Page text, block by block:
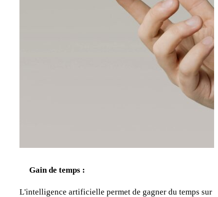
Gain de temps :
L'intelligence artificielle permet de gagner du temps sur